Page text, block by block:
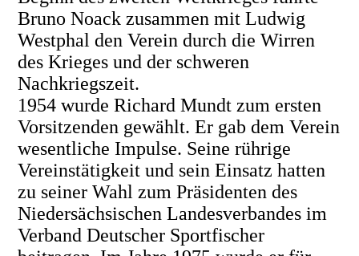
Bruno Noack zusammen mit Ludwig
Westphal den Verein durch die Wirren
des Krieges und der schweren
Nachkriegszeit.
1954 wurde Richard Mundt zum ersten
Vorsitzenden gewählt. Er gab dem Verein
wesentliche Impulse. Seine rührige
Vereinstätigkeit und sein Einsatz hatten
zu seiner Wahl zum Präsidenten des
Niedersächsischen Landesverbandes im
Verband Deutscher Sportfischer